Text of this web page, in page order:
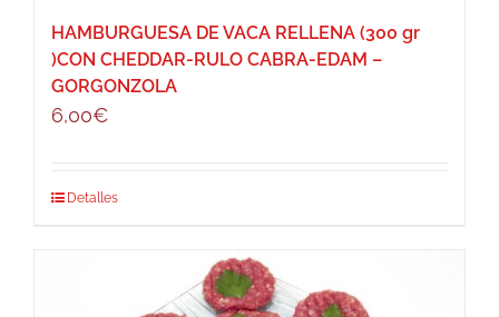
HAMBURGUESA DE VACA RELLENA (300 gr
)CON CHEDDAR-RULO CABRA-EDAM –
GORGONZOLA
6,00€
Detalles